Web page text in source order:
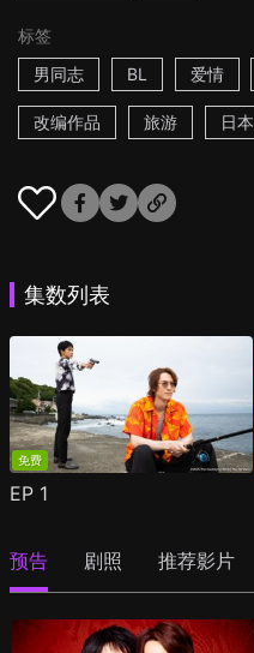
标签
男同志
BL 爱情
改编作品 旅游 日本
集数列表
免费
EP 1
预告 剧照 推荐影片